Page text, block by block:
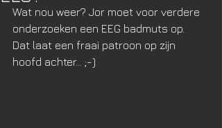
Wat nou weer? Jor moet voor verdere
onderzoeken een EEG badmuts op.
Dat laat een fraai patroon op zijn
hoofd achter... ;-)